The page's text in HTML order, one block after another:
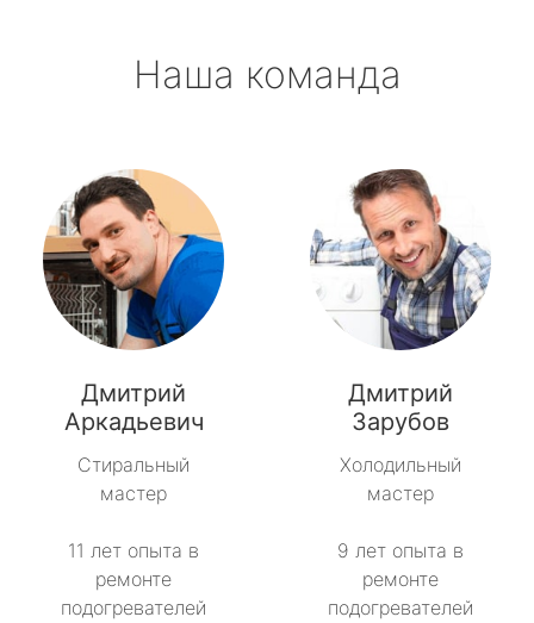
Наша команда
Дмитрий
Аркадьевич
Стиральный
мастер
11 лет опыта в
ремонте
подогревателей
Дмитрий
Зарубов
Холодильный
мастер
9 лет опыта в
ремонте
подогревателей